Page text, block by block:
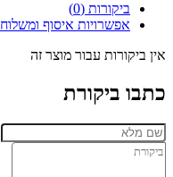
ביקורות (0)
אפשרויות איסוף ומשלוח
אין ביקורות עבור מוצר זה
כתבו ביקורת